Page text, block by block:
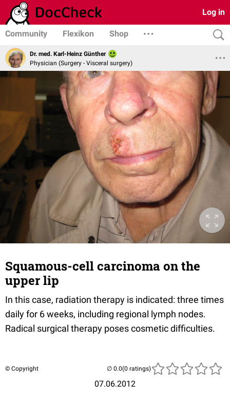
Log in
Community Flexikon Shop
Dr. med. Karl-Heinz Günther
Physician (Surgery - Visceral surgery)
Squamous-cell carcinoma on the
upper lip
In this case, radiation therapy is indicated: three times
daily for 6 weeks, including regional lymph nodes.
Radical surgical therapy poses cosmetic difficulties.
© Copyright
07.06.2012
(0 ratings)